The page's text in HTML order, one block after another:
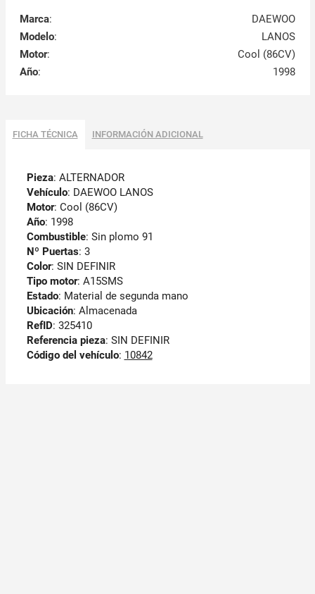
Marca:
DAEWOO
Modelo:
LANOS
Motor:
Cool (86CV)
Año: 1998
FICHA TÉCNICA INFORMACIÓN ADICIONAL
Pieza: ALTERNADOR
Vehículo: DAEWOO LANOS
Motor: Cool (86CV)
Año: 1998
Combustible: Sin plomo 91
Nº Puertas: 3
Color: SIN DEFINIR
Tipo motor: A15SMS
Estado: Material de segunda mano
Ubicación: Almacenada
RefID: 325410
Referencia pieza: SIN DEFINIR
Código del vehículo: 10842